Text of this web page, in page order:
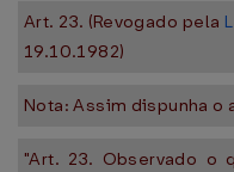
Art. 23. (Revogado pela
19.10.1982)
Nota: Assim dispunha o
"Art. 23. Observado o